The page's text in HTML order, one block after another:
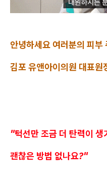
안녕하세요 여러분의 피부
김포 유앤아이의원 대표원
"턱선만 조금 더 탄력이 생
괜찮은 방법 없나요?"